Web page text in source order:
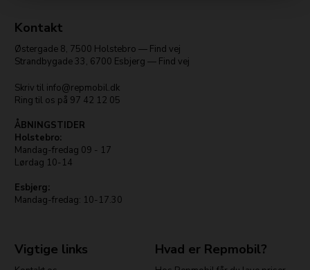
Kontakt
Østergade 8, 7500 Holstebro — Find vej
Strandbygade 33, 6700 Esbjerg — Find vej
Skriv til info@repmobil.dk
Ring til os på 97 42 12 05
ÅBNINGSTIDER
Holstebro:
Mandag-fredag 09 - 17
Lørdag 10-14
Esbjerg:
Mandag-fredag: 10-17.30
Vigtige links Hvad er Repmobil?